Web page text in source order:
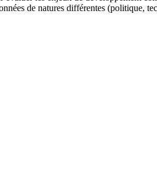
de natures différentes (politique,